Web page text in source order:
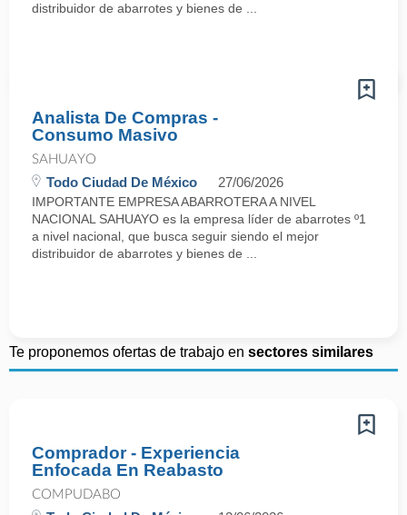
distribuidor de abarrotes y bienes de ...
Analista De Compras -
Consumo Masivo
SAHUAYO
Todo Ciudad De México 27/06/2026
IMPORTANTE EMPRESA ABARROTERA A NIVEL
NACIONAL SAHUAYO es la empresa líder de abarrotes º1
a nivel nacional, que busca seguir siendo el mejor
distribuidor de abarrotes y bienes de ...
Te proponemos ofertas de trabajo en sectores similares
Comprador - Experiencia
Enfocada En Reabasto
COMPUDABO